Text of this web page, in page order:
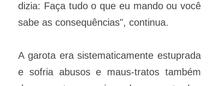
dizia: Faça tudo o que eu mando ou você
sabe as consequências", continua.
A garota era sistematicamente estuprada
e sofria abusos e maus-tratos também